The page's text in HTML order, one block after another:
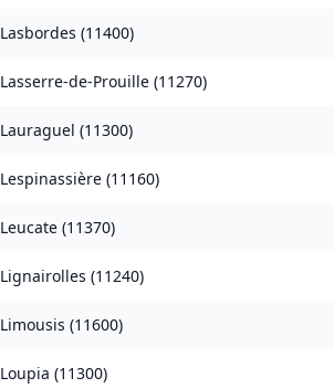
Lasbordes (11400)
Lasserre-de-Prouille (11270)
Lauraguel (11300)
Lespinassière (11160)
Leucate (11370)
Lignairolles (11240)
Limousis (11600)
Loupia (11300)